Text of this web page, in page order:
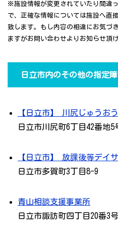
※施設情報が変更されていたり間違
で、正確な情報については施設へ直
致します。もし内容の相違にお気づ
ますがお問い合わせよりお知らせ頂
日立市内のその他の指定
【日立市】 川尻じゅうお
日立市川尻町6丁目42番地5
【日立市】 放課後等デイ
日立市多賀町3丁目8-9
青山相談支援事業所
日立市諏訪町四丁目20番3号